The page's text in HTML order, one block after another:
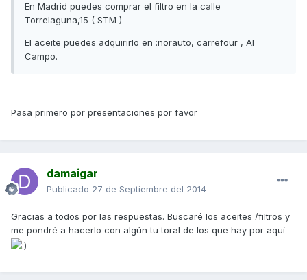
En Madrid puedes comprar el filtro en la calle
Torrelaguna,15 ( STM )
El aceite puedes adquirirlo en :norauto, carrefour , Al
Campo.
Pasa primero por presentaciones por favor
damaigar
Publicado 27 de Septiembre del 2014
Gracias a todos por las respuestas. Buscaré los aceites /filtros y
me pondré a hacerlo con algún tu toral de los que hay por aquí